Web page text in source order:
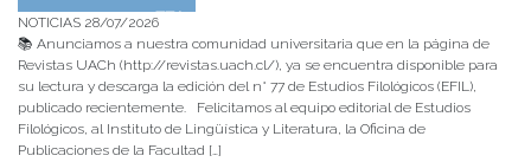
NOTICIAS 28/07/2026
📚 Anunciamos a nuestra comunidad universitaria que en la página de
Revistas UACh (http://revistas.uach.cl/), ya se encuentra disponible para
su lectura y descarga la edición del n° 77 de Estudios Filológicos (EFIL),
publicado recientemente. Felicitamos al equipo editorial de Estudios
Filológicos, al Instituto de Lingüística y Literatura, la Oficina de
Publicaciones de la Facultad […]